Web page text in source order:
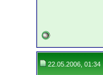
22.05.2006, 01:34